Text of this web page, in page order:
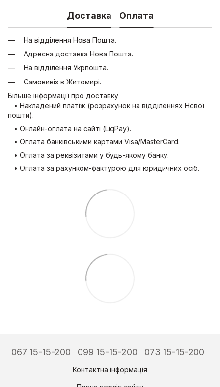
Доставка Оплата
На відділення Нова Пошта.
Адресна доставка Нова Пошта.
На відділення Укрпошта.
Самовивіз в Житомирі.
Більше інформації про доставку
• Накладений платіж (розрахунок на відділеннях Нової
пошти).
• Онлайн-оплата на сайті (LiqPay).
• Оплата банківськими картами Visa/MasterCard.
• Оплата за реквізитами у будь-якому банку.
• Оплата за рахунком-фактурою для юридичних осіб.
067 15-15-200 099 15-15-200 073 15-15-200
Контактна інформація